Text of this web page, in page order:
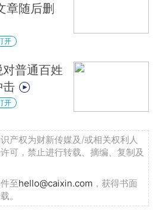
章随后删
开
普通百姓
击
开
产权为财新传媒及/或相关权利人
可，禁止进行转载、摘编、复制及
至hello@caixin.com ，获得书面
。